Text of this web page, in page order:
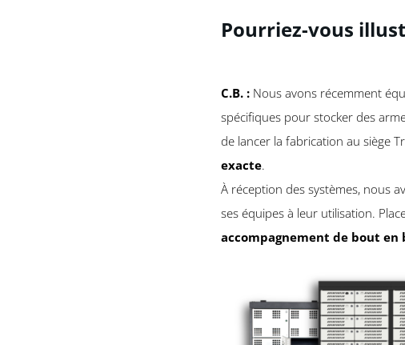
Pourriez-vous
C.B. : Nous avons récemment
spécifiques pour stocker des
de lancer la fabrication au siège
exacte.
À réception des systèmes, nous
ses équipes à leur utilisation.
accompagnement de bout en